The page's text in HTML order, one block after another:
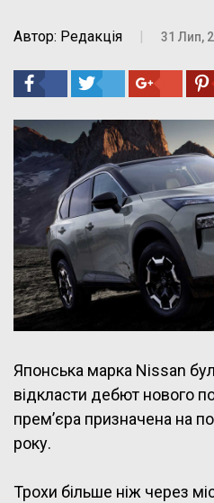
Автор: Редакція | 31 Лип,
Японська марка Nissan
відкласти дебют нового
прем’єра призначена на
року.
Трохи більше ніж через